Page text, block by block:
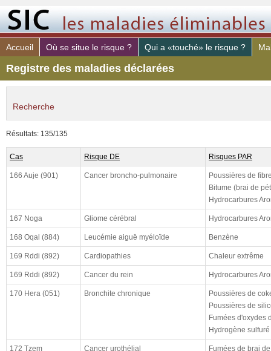
Accueil Où se situe le risque ? Qui a «touché» le risque ?
Registre des maladies déclarées
Recherche
maladie déclaré
risque PAR
poste de travail
declaré (de)
declaré (à)
cloturé (de)
cloturé (à)
résultat
Résultats: 135/135
Cas Risque DE Risques PAR
166 Auje (901) Cancer broncho-pulmonaire
Poussières de
Bitume (brai de
Hydrocarbures
167 Noga Gliome cérébral Hydrocarbures
168 Oqal (884) Leucémie aiguë myéloïde Benzène
169 Rddi (892) Cardiopathies Chaleur extrême
169 Rddi (892) Cancer du rein Hydrocarbures
170 Hera (051) Bronchite chronique
Poussières de
Poussières de
Fumées d'oxydes
Hydrogène sulfuré
172 Tzem Cancer urothélial
Fumées de brai